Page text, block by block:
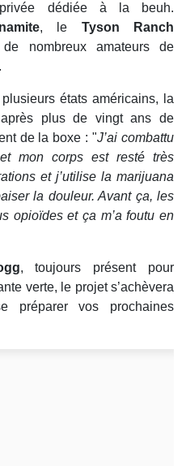
privée dédiée à la beuh.
, le Tyson Ranch
de nombreux amateurs de
états américains, la
plus de vingt ans de
de la boxe : "J’ai combattu
mon corps est resté très
et j’utilise la marijuana
la douleur. Avant ça, les
opioïdes et ça m’a foutu en
, toujours présent pour
verte, le projet s’achèvera
vos prochaines